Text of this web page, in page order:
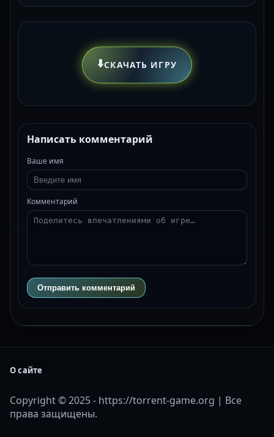
⬇️СКАЧАТЬ ИГРУ
Написать комментарий
Ваше имя
Комментарий
Отправить комментарий
О сайте
Copyright © 2025 - https://torrent-game.org | Все
права защищены.